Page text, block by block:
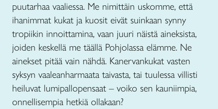
puutarhaa vaaliessa. Me nimittäin uskomme, että
ihanimmat kukat ja kuosit eivät suinkaan synny
tropiikin innoittamina, vaan juuri näistä aineksista,
joiden keskellä me täällä Pohjolassa elämme. Ne
ainekset pitää vain nähdä. Kanervankukat vasten
syksyn vaaleanharmaata taivasta, tai tuulessa villisti
heiluvat lumipallopensaat – voiko sen kauniimpia,
onnellisempia hetkiä ollakaan?